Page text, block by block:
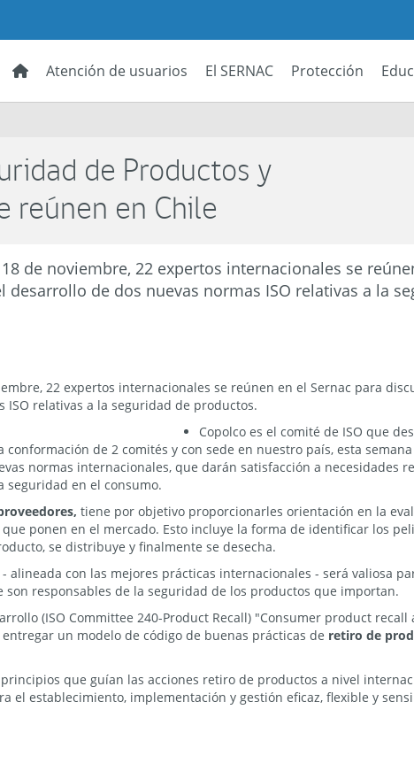
Atención de usuarios El SERNAC Protección
de Productos y
reúnen en Chile
de noviembre, 22 expertos internacionales se
desarrollo de dos nuevas normas ISO relativas a la
22 expertos internacionales se reúnen en el Sernac para
ISO relativas a la seguridad de productos.
Copolco es el comité de ISO que
de 2 comités y con sede en nuestro país, esta
normas internacionales, que darán satisfacción a necesidades
seguridad en el consumo.
tiene por objetivo proporcionarles orientación en la
ponen en el mercado. Esto incluye la forma de identificar los
se distribuye y finalmente se desecha.
alineada con las mejores prácticas internacionales - será valiosa
son responsables de la seguridad de los productos que importan.
(ISO Committee 240-Product Recall) "Consumer product
un modelo de código de buenas prácticas de retiro de
que guían las acciones retiro de productos a nivel
el establecimiento, implementación y gestión eficaz, flexible y